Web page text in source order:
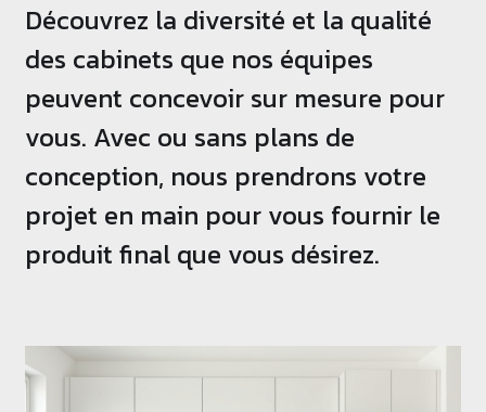
Découvrez la diversité et la qualité
des cabinets que nos équipes
peuvent concevoir sur mesure pour
vous. Avec ou sans plans de
conception, nous prendrons votre
projet en main pour vous fournir le
produit final que vous désirez.